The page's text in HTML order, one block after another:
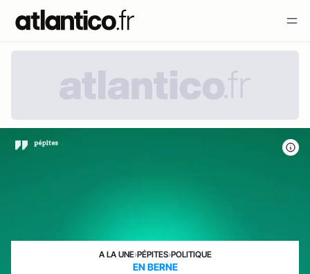
A LA UNE›PÉPITES›POLITIQUE
EN BERNE